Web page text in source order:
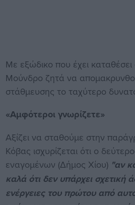
Με εξώδικο που έχει
Μούνδρο ζητά να
στάθμευσης το ταχύτερο
«Αμφότεροι γνωρίζετε»
Αξίζει να σταθούμε στην
Κόβας ισχυρίζεται ότι ο
εναγομένων (Δήμος Χίου) "αν
καλά ότι δεν υπάρχει σχετική
ενέργειες του πρώτου από